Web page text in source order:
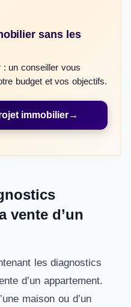
sans les
: un conseiller vous
budget et vos objectifs.
immobilier→
vente d’un
les diagnostics
d’un appartement.
maison ou d’un